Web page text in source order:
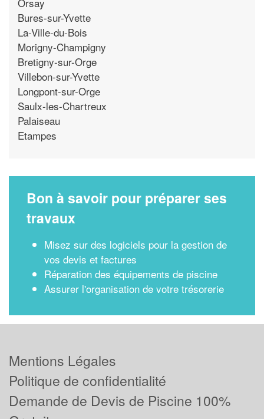
Bures-sur-Yvette
La-Ville-du-Bois
Morigny-Champigny
Bretigny-sur-Orge
Villebon-sur-Yvette
Longpont-sur-Orge
Saulx-les-Chartreux
Palaiseau
Etampes
Bon à savoir pour préparer ses
travaux
Misez sur des logiciels pour la gestion de
vos devis et factures
Réparation des équipements de piscine
Assurer l'organisation de votre trésorerie
Mentions Légales
Politique de confidentialité
Demande de Devis de Piscine 100%